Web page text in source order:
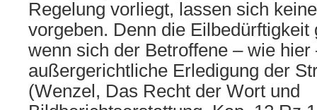
Regelung vorliegt, lassen sich
vorgeben. Denn die Eilbedürftigkeit
wenn sich der Betroffene – wie
außergerichtliche Erledigung der
(Wenzel, Das Recht der Wort und